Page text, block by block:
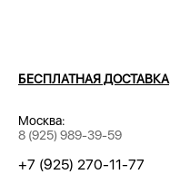
БЕСПЛАТНАЯ ДОСТАВКА
Москва:
8 (925) 989-39-59
+7 (925) 270-11-77